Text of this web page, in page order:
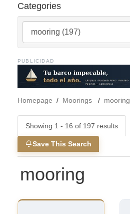
Categories
PUBLICIDAD
Homepage / Moorings / mooring
Showing 1 - 16 of 197 results
Save This Search
mooring